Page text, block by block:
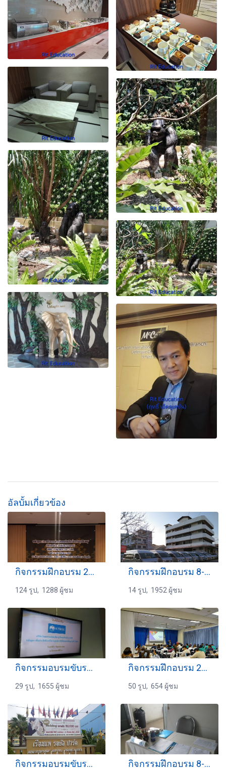
อัลบั้มเกี่ยวข้อง
กิจกรรมฝึกอบรม 24-11-2566
124 รูป, 1288 ผู้ชม
กิจกรรมฝึกอบรม 8-01-2565
14 รูป, 1952 ผู้ชม
กิจกรรมอบรมขับรถ 17-06-2560
29 รูป, 1655 ผู้ชม
กิจกรรมฝึกอบรม 23-5-2567
50 รูป, 654 ผู้ชม
กิจกรรมอบรมขับรถ 21-04-2561 กิจกรรมฝึกอบรม 8-04-2559